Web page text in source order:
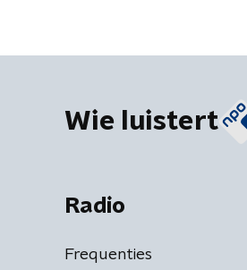
Wie luistert
Radio
Frequenties